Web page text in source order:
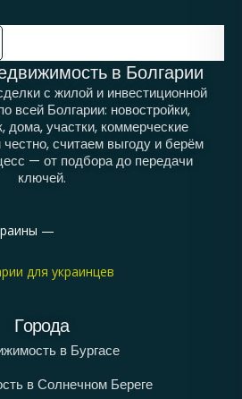
в Болгарии
с жилой и инвестиционной
всей Болгарии: новостройки,
дома, участки, коммерческие
считаем выгоду и берём
— от подбора до передачи
ключей.
—
для украинцев
Города
в Бургасе
в Солнечном Береге